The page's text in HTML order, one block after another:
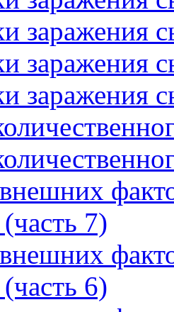
заражения
заражения
заражения
7)
6)